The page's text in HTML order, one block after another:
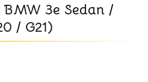
3e Sedan /
/ G21)